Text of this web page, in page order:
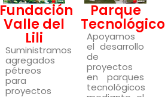
Fundación
Valle del
Lili
Suministramos
agregados
pétreos
para
proyectos
Parque
Tecnológico
Apoyamos
el desarrollo
de
proyectos
en parques
tecnológicos